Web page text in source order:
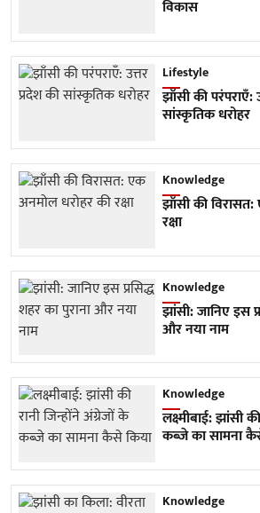
विकास
Lifestyle
झाँसी की परंपराएँ:
सांस्कृतिक धरोहर
Knowledge
झाँसी की
रक्षा
Knowledge
झांसी: जानिए इस
और नया नाम
Knowledge
लक्ष्मीबाई: झांसी
कब्जे का सामना
Knowledge